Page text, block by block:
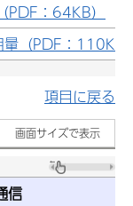
PDF：64KB）
量（PDF：110KB
項目に戻る
画面サイズで表示
信